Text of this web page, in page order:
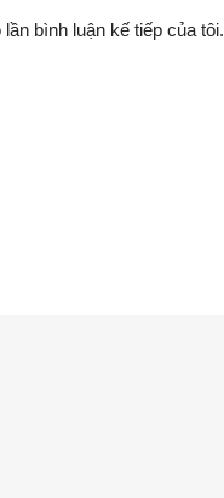
bình luận kế tiếp của tôi.